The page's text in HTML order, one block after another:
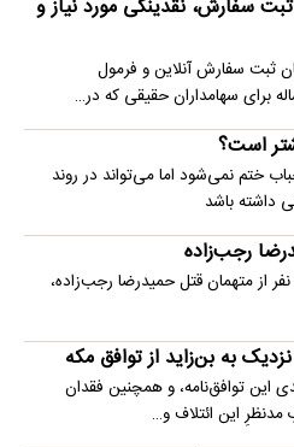
سفارش، نقدینگی مورد نیاز و
ثبت سفارش آنلاین و فرمول
برای سهامداران حقیقی که در…
است؟
ختم نمی‌شود اما می‌تواند در روند
داشته باشد
برخی گزارش‌ها مدعی هستند که ۴ نفر از متهمان قتل حمیدرضا رجب‌زاده،
به بن‌زاید از توافق مکه
این توافق‌نامه، و همچنین فقدان
این ائتلاف و…